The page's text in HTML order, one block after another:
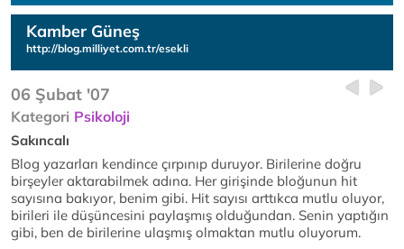
Kamber Güneş
http://blog.milliyet.com.tr/esekli
06 Şubat '07
Kategori Psikoloji
Sakıncalı
Blog yazarları kendince çırpınıp duruyor. Birilerine doğru
birşeyler aktarabilmek adına. Her girişinde bloğunun hit
sayısına bakıyor, benim gibi. Hit sayısı arttıkca mutlu oluyor,
birileri ile düşüncesini paylaşmış olduğundan. Senin yaptığın
gibi, ben de birilerine ulaşmış olmaktan mutlu oluyorum.